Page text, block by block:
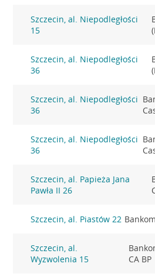
Szczecin, al. Niepodległości
15
Szczecin, al. Niepodległości
36
Szczecin, al. Niepodległości
36
Szczecin, al. Niepodległości
36
Szczecin, al. Papieża Jana
Pawła II 26
Szczecin, al. Piastów 22
Szczecin, al.
Wyzwolenia 15
CA BP